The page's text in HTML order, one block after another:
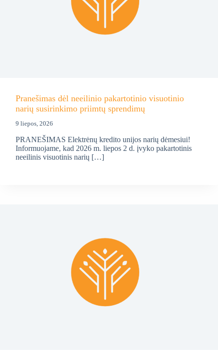
Pranešimas dėl neeilinio pakartotinio visuotinio
narių susirinkimo priimtų sprendimų
9 liepos, 2026
PRANEŠIMAS Elektrėnų kredito unijos narių dėmesiui!
Informuojame, kad 2026 m. liepos 2 d. įvyko pakartotinis
neeilinis visuotinis narių […]